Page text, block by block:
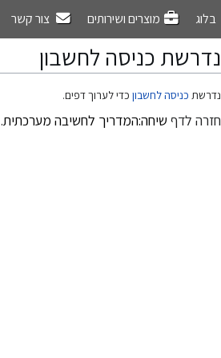
בלוג מוצרים ושירותים צור קשר
נדרשת כניסה לחשבון
קפיצה
קפיצה
נדרשת כניסה לחשבון כדי לערוך דפים.
חזרה לדף שיחה:המדריך לחשיבה מערכתית.